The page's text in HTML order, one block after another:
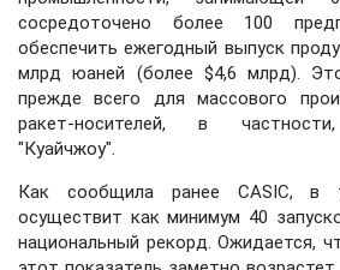
сосредоточено более 100
обеспечить ежегодный выпуск
млрд юаней (более $4,6 млрд).
прежде всего для массового
ракет-носителей, в
"Куайчжоу".
Как сообщила ранее CASIC, в
осуществит как минимум 40
национальный рекорд. Ожидается,